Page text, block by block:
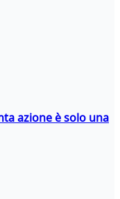
azione è solo una